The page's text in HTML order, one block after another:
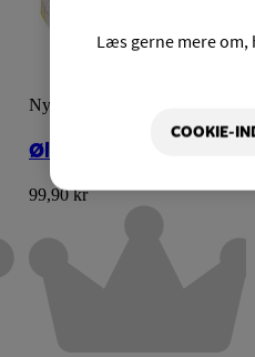
Nyhed
Ølkrus med Stickers
99,90 kr
Læs gerne mere
COOKIE-